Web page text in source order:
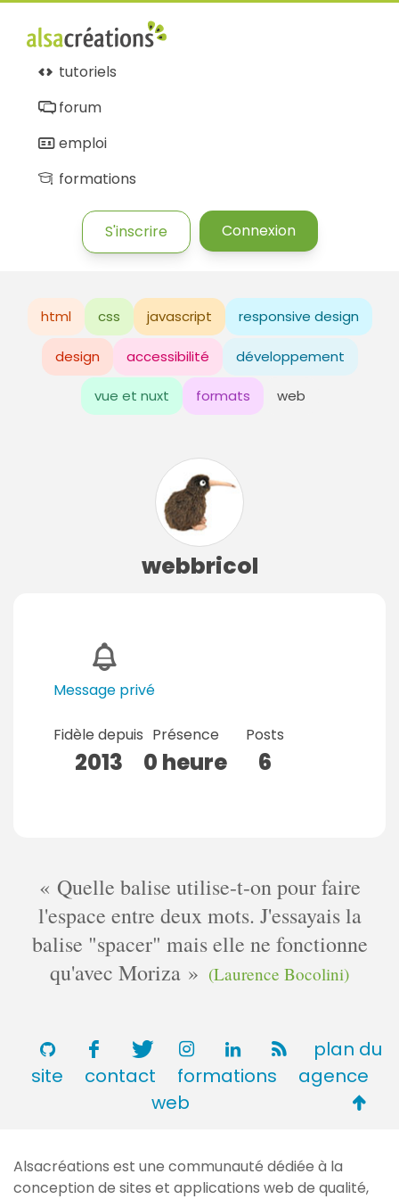
tutoriels
forum
emploi
formations
S'inscrire Connexion
html css javascript responsive design
design accessibilité développement
vue et nuxt formats web
webbricol
Message privé
Fidèle depuis
2013
Présence
0 heure
Posts
6
Quelle balise utilise-t-on pour faire
l'espace entre deux mots. J'essayais la
balise "spacer" mais elle ne fonctionne
qu'avec Moriza
(Laurence Bocolini)
plan du
site
contact formations
agence
web
de
Alsacréations est une communauté dédiée à la
conception de sites et applications web de qualité,